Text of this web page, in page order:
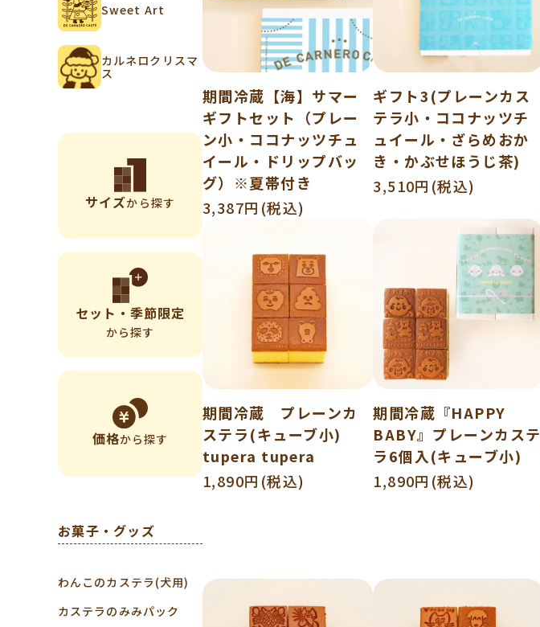
Sweet Art
カルネロクリスマ
ス
サイズから探す
セット・季節限定
から探す
価格から探す
お菓子・グッズ
わんこのカステラ(犬用)
カステラのみみパック
期間冷蔵【海】サマー
ギフトセット（プレー
ン小・ココナッツチュ
イール・ドリップバッ
グ）※夏帯付き
3,387円(税込)
ギフト3(プレーンカス
テラ小・ココナッツチ
ュイール・ざらめおか
き・かぶせほうじ茶)
3,510円(税込)
期間冷蔵 プレーンカ
ステラ(キューブ小)
tupera tupera
1,890円(税込)
期間冷蔵『HAPPY
BABY』プレーンカステ
ラ6個入(キューブ小)
1,890円(税込)